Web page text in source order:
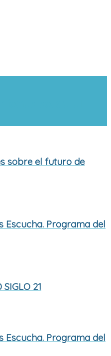
sobre el futuro de
Escucha. Programa del
21
Escucha. Programa del